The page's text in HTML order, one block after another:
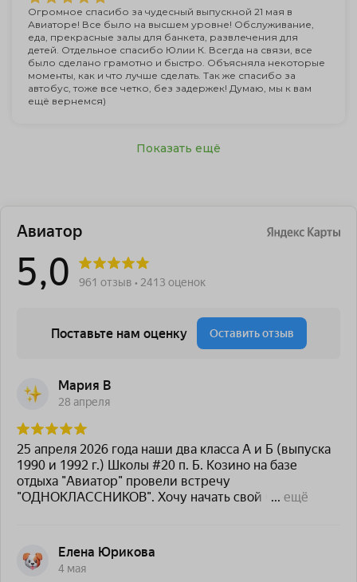
Огромное спасибо за чудесный выпускной 21 мая в
Авиаторе! Все было на высшем уровне! Обслуживание,
еда, прекрасные залы для банкета, развлечения для
детей. Отдельное спасибо Юлии К. Всегда на связи, все
было сделано грамотно и быстро. Объясняла некоторые
моменты, как и что лучше сделать. Так же спасибо за
автобус, тоже все четко, без задержек! Думаю, мы к вам
ещё вернемся)
Показать ещё